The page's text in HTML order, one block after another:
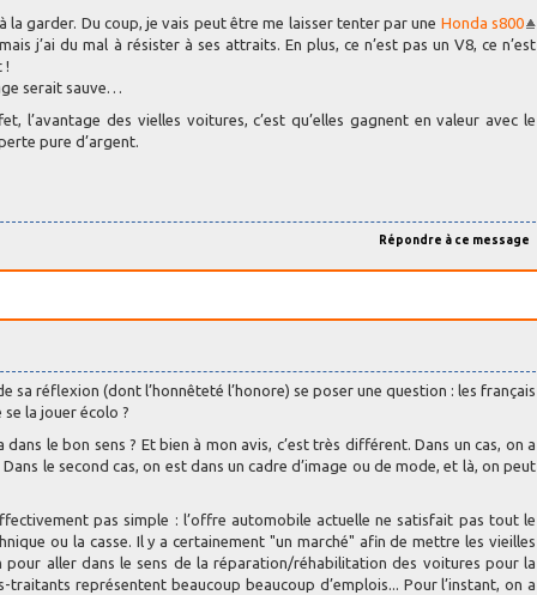
la garder. Du coup, je vais peut être me laisser tenter par une Honda s800
j’ai du mal à résister à ses attraits. En plus, ce n’est pas un V8, ce n’est
!
serait sauve…
l’avantage des vielles voitures, c’est qu’elles gagnent en valeur avec le
pure d’argent.
Répondre à ce message
réflexion (dont l’honnêteté l’honore) se poser une question : les français
la jouer écolo ?
le bon sens ? Et bien à mon avis, c’est très différent. Dans un cas, on a
le second cas, on est dans un cadre d’image ou de mode, et là, on peut
pas simple : l’offre automobile actuelle ne satisfait pas tout le
ou la casse. Il y a certainement "un marché" afin de mettre les vieilles
pour aller dans le sens de la réparation/réhabilitation des voitures pour la
représentent beaucoup beaucoup d’emplois... Pour l’instant, on a